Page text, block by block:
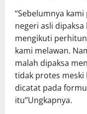
“Sebelumnya
negeri asli
mengikuti
kami melawan.
malah dipaksa
tidak protes
dicatat pada
itu”Ungkapnya.